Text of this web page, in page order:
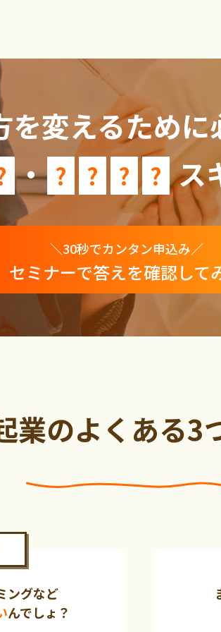
を変えるために
・ ? ? ? ? ス
＼30秒でカンタン申込み／
セミナーで答えを確認して
業のよくある3
ングなど
んでしょ？